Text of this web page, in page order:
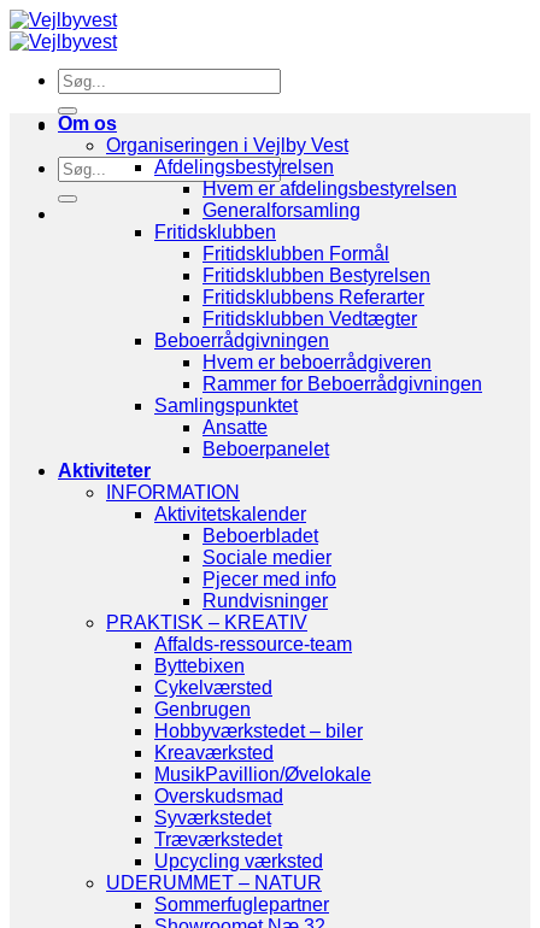
Om os
Organiseringen i Vejlby Vest
Afdelingsbestyrelsen
Hvem er afdelingsbestyrelsen
Generalforsamling
Fritidsklubben
Fritidsklubben Formål
Fritidsklubben Bestyrelsen
Fritidsklubbens Referarter
Fritidsklubben Vedtægter
Beboerrådgivningen
Hvem er beboerrådgiveren
Rammer for Beboerrådgivningen
Samlingspunktet
Ansatte
Beboerpanelet
Aktiviteter
INFORMATION
Aktivitetskalender
Beboerbladet
Sociale medier
Pjecer med info
Rundvisninger
PRAKTISK – KREATIV
Affalds-ressource-team
Byttebixen
Cykelværsted
Genbrugen
Hobbyværkstedet – biler
Kreaværksted
MusikPavillion/Øvelokale
Overskudsmad
Syværkstedet
Træværkstedet
Upcycling værksted
UDERUMMET – NATUR
Sommerfuglepartner